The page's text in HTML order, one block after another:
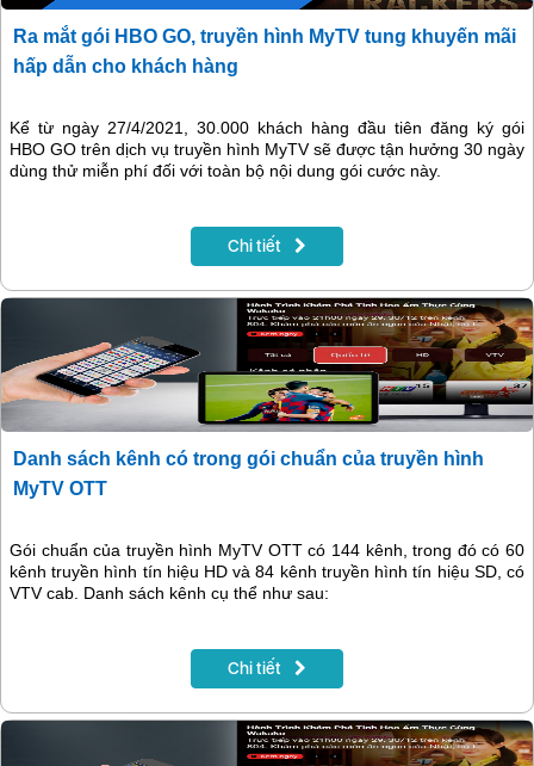
Ra mắt gói HBO GO, truyền hình MyTV tung khuyến mãi
hấp dẫn cho khách hàng
Kể từ ngày 27/4/2021, 30.000 khách hàng đầu tiên đăng ký gói
HBO GO trên dịch vụ truyền hình MyTV sẽ được tận hưởng 30 ngày
dùng thử miễn phí đối với toàn bộ nội dung gói cước này.
Chi tiết
Danh sách kênh có trong gói chuẩn của truyền hình
MyTV OTT
Gói chuẩn của truyền hình MyTV OTT có 144 kênh, trong đó có 60
kênh truyền hình tín hiệu HD và 84 kênh truyền hình tín hiệu SD, có
VTV cab. Danh sách kênh cụ thể như sau:
Chi tiết